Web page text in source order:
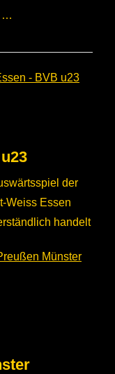
…
der
Weiss Essen
handelt